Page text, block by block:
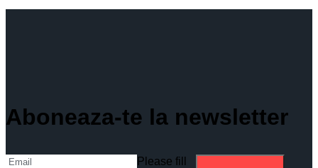
Aboneaza-te la newsletter
Please fill